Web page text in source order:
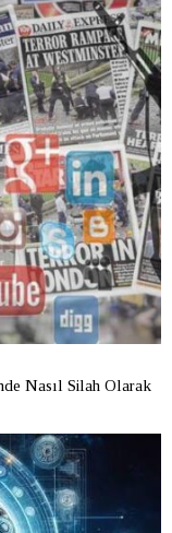
Nasıl Silah Olarak